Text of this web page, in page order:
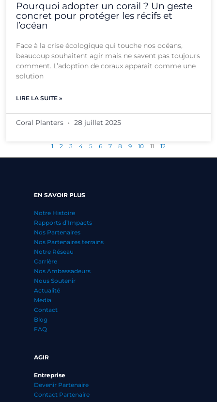
Pourquoi adopter un corail ? Un geste
concret pour protéger les récifs et
l’océan
Face à la crise écologique qui touche nos océans,
beaucoup souhaitent agir mais ne savent pas toujours
comment. L’adoption de coraux apparaît comme une
solution
LIRE LA SUITE »
Coral Planters 28 juillet 2025
1 2 3 4 5 6 7 8 9 10 11 12
EN SAVOIR PLUS
Notre Histoire
Rapports d’Impacts
Nos Partenaires
Nos Partenaires terrains
Notre Réseau
Carrière
Nos Ambassadeurs
Nous Soutenir
Actualité
Media
Contact
Blog
FAQ
AGIR
Entreprise
Devenir Partenaire
Contact Partenaire